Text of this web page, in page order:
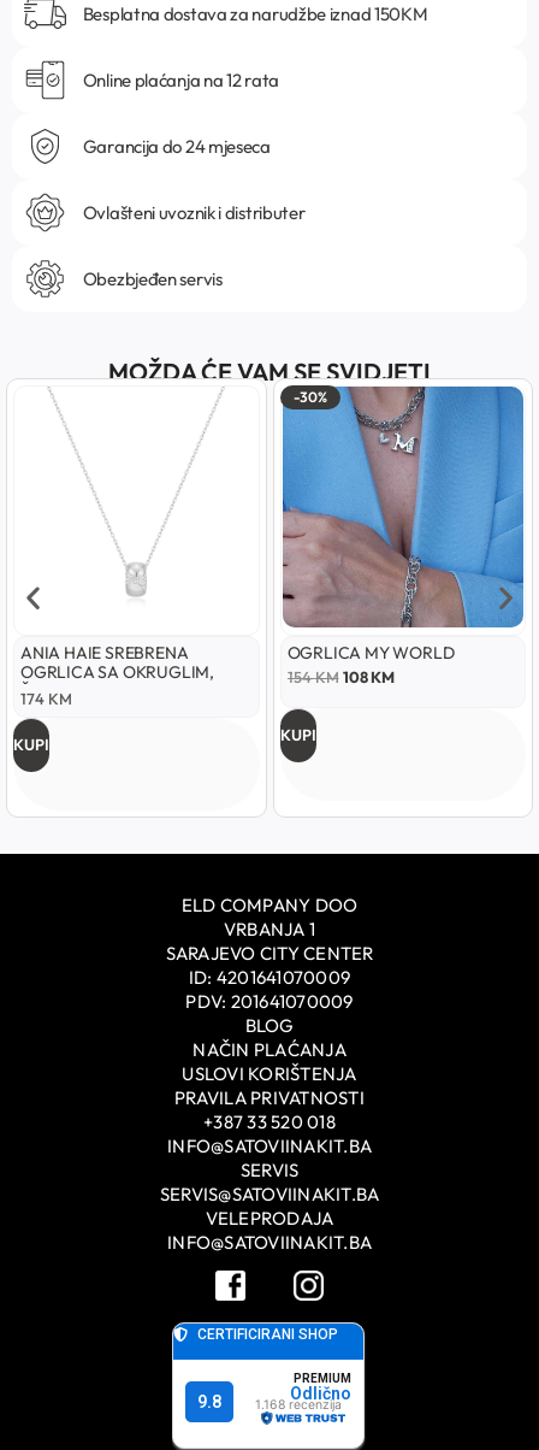
Besplatna dostava za narudžbe iznad 150KM
Online plaćanja na 12 rata
Garancija do 24 mjeseca
Ovlašteni uvoznik i distributer
Obezbjeđen servis
MOŽDA ĆE VAM SE SVIDJETI
ANIA HAIE SREBRENA
OGRLICA SA OKRUGLIM,
ŠUPLJIM PRIVJESKOM
174 KM
KUPI
-30%
OGRLICA MY WORLD
154KM 108KM
KUPI
ELD COMPANY DOO
VRBANJA 1
SARAJEVO CITY CENTER
ID: 4201641070009
PDV: 201641070009
BLOG
NAČIN PLAĆANJA
USLOVI KORIŠTENJA
PRAVILA PRIVATNOSTI
+387 33 520 018
INFO@SATOVIINAKIT.BA
SERVIS
SERVIS@SATOVIINAKIT.BA
VELEPRODAJA
INFO@SATOVIINAKIT.BA